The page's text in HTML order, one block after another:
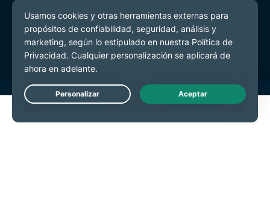
Términos de Servicio
Preferencias de cookies
Live Chat